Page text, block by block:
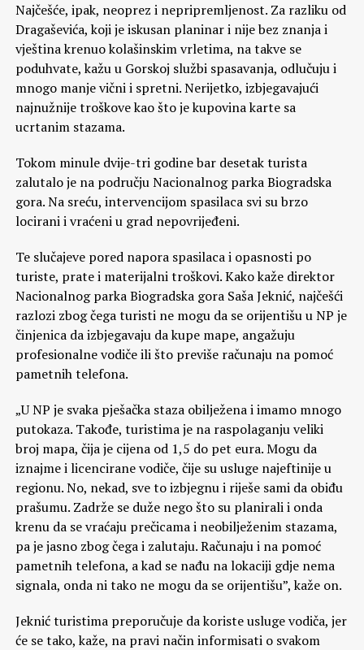
Najčešće, ipak, neoprez i nepripremljenost. Za razliku od
Dragaševića, koji je iskusan planinar i nije bez znanja i
vještina krenuo kolašinskim vrletima, na takve se
poduhvate, kažu u Gorskoj službi spasavanja, odlučuju i
mnogo manje vični i spretni. Nerijetko, izbjegavajući
najnužnije troškove kao što je kupovina karte sa
ucrtanim stazama.
Tokom minule dvije-tri godine bar desetak turista
zalutalo je na području Nacionalnog parka Biogradska
gora. Na sreću, intervencijom spasilaca svi su brzo
locirani i vraćeni u grad nepovrijeđeni.
Te slučajeve pored napora spasilaca i opasnosti po
turiste, prate i materijalni troškovi. Kako kaže direktor
Nacionalnog parka Biogradska gora Saša Jeknić, najčešći
razlozi zbog čega turisti ne mogu da se orijentišu u NP je
činjenica da izbjegavaju da kupe mape, angažuju
profesionalne vodiče ili što previše računaju na pomoć
pametnih telefona.
„U NP je svaka pješačka staza obilježena i imamo mnogo
putokaza. Takođe, turistima je na raspolaganju veliki
broj mapa, čija je cijena od 1,5 do pet eura. Mogu da
iznajme i licencirane vodiče, čije su usluge najeftinije u
regionu. No, nekad, sve to izbjegnu i riješe sami da obiđu
prašumu. Zadrže se duže nego što su planirali i onda
krenu da se vraćaju prečicama i neobilježenim stazama,
pa je jasno zbog čega i zalutaju. Računaju i na pomoć
pametnih telefona, a kad se nađu na lokaciji gdje nema
signala, onda ni tako ne mogu da se orijentišu”, kaže on.
Jeknić turistima preporučuje da koriste usluge vodiča, jer
će se tako, kaže, na pravi način informisati o svakom